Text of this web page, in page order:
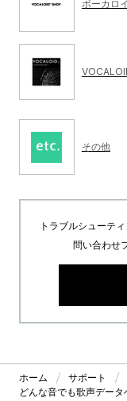
ボーカロ
その他
トラブルシューテ
問い合わせ
ホーム サポート
どんな音でも歌声デー